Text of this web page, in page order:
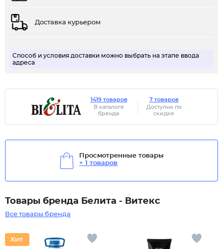
Доставка курьером
Способ и условия доставки можно выбрать на этапе ввода
адреса
1419 товаров
В каталоге
бренда
7 товаров
Доступно по
скидке
Просмотренные товары
+ 1 товаров
Товары бренда Белита - Витекс
Все товары бренда